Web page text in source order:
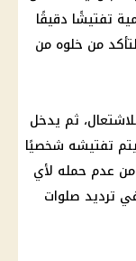
تفتيشًا دقيقًا
من خلوه من
ثم يدخل
يتم تفتيشه شخصيًا
من عدم حمله لأي
ترديد صلوات